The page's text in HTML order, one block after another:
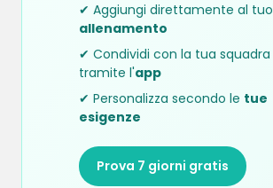
✔ Aggiungi direttamente al tuo
allenamento
✔ Condividi con la tua squadra
tramite l'app
✔ Personalizza secondo le tue
esigenze
Prova 7 giorni gratis